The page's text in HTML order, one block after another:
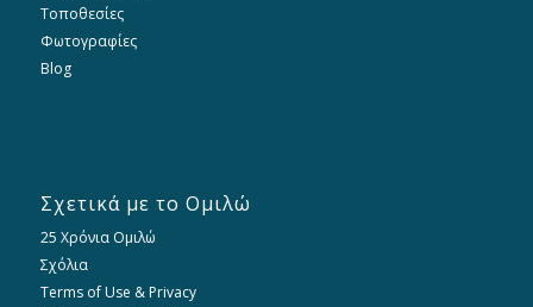
Τοποθεσίες
Φωτογραφίες
Blog
Σχετικά με το Ομιλώ
25 Χρόνια Ομιλώ
Σχόλια
Terms of Use & Privacy